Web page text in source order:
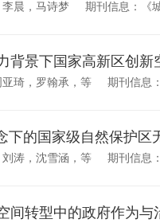
晨，马诗梦 期刊信息：《
背景下国家高新区创新
琦，罗翰承，等 期刊信息
念下的国家级自然保护
涛，沈雪涵，等 期刊信息
间转型中的政府作为